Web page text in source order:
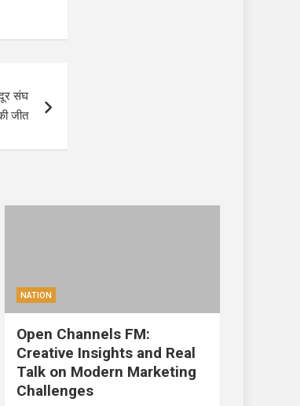
संघ
जीत
NATION
Open Channels FM:
Creative Insights and Real
Talk on Modern Marketing
Challenges